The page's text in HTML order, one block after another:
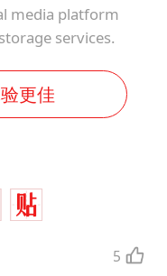
media platform
services.
更佳
5